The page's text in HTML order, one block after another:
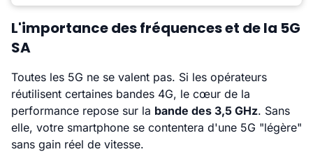
L'importance des fréquences et de la 5G
SA
Toutes les 5G ne se valent pas. Si les opérateurs
réutilisent certaines bandes 4G, le cœur de la
performance repose sur la bande des 3,5 GHz. Sans
elle, votre smartphone se contentera d'une 5G "légère"
sans gain réel de vitesse.